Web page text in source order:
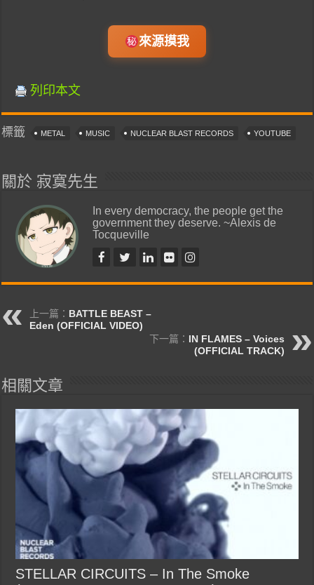
來源摸我
列印本文
標籤 METAL MUSIC NUCLEAR BLAST RECORDS YOUTUBE
關於 寂寞先生
In every democracy, the people get the
government they deserve. ~Alexis de
Tocqueville
上一篇： BATTLE BEAST –
Eden (OFFICIAL VIDEO)
下一篇： IN FLAMES – Voices
(OFFICIAL TRACK)
相關文章
STELLAR CIRCUITS – In The Smoke